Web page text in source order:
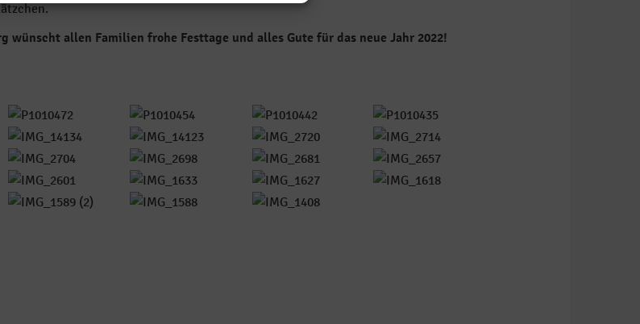
wünscht allen Familien frohe Festtage und alles Gute für das neue Jahr 2022!